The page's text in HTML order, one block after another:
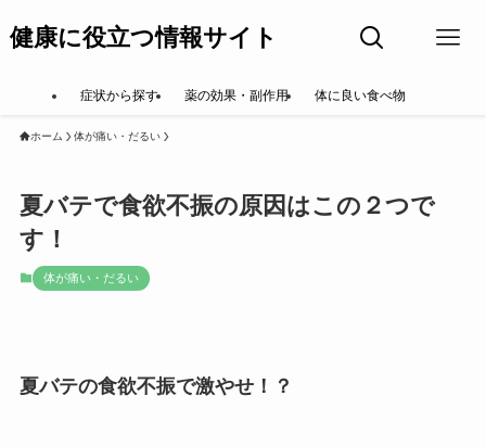
健康に役立つ情報サイト
症状から探す 薬の効果・副作用 体に良い食べ物
ホーム 体が痛い・だるい
夏バテで食欲不振の原因はこの２つで
す！
体が痛い・だるい
夏バテの食欲不振で激やせ！？